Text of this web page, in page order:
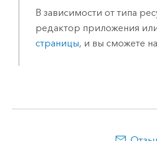
В зависимости от типа
редактор приложения
страницы, и вы сможете